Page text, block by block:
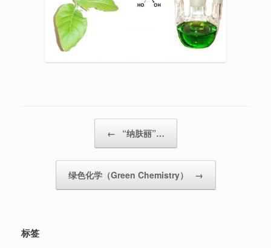
← “纳肤丽”…
绿色化学（Green Chemistry） →
标签